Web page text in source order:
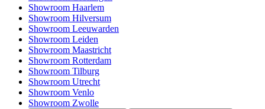
Showroom Haarlem
Showroom Hilversum
Showroom Leeuwarden
Showroom Leiden
Showroom Maastricht
Showroom Rotterdam
Showroom Tilburg
Showroom Utrecht
Showroom Venlo
Showroom Zwolle